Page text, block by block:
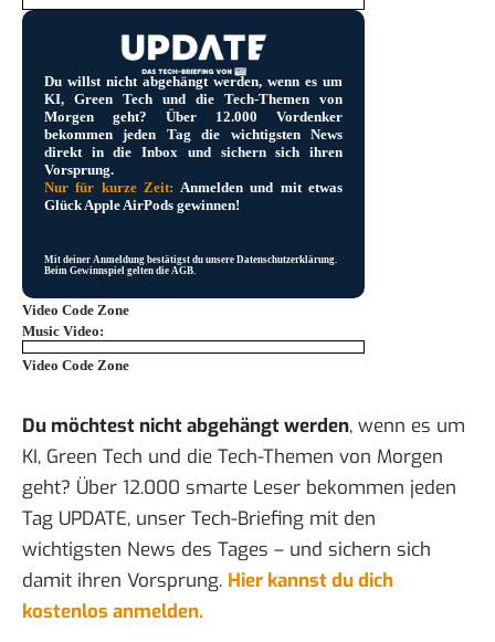
Du willst nicht abgehängt werden, wenn es um
KI, Green Tech und die Tech-Themen von
Morgen geht? Über 12.000 Vordenker
bekommen jeden Tag die wichtigsten News
direkt in die Inbox und sichern sich ihren
Vorsprung.
Nur für kurze Zeit: Anmelden und mit etwas
Glück Apple AirPods gewinnen!
Mit deiner Anmeldung bestätigst du unsere Datenschutzerklärung
Beim Gewinnspiel gelten die AGB
Video Code Zone
Music Video:
Video Code Zone
Du möchtest nicht abgehängt werden, wenn es um
KI, Green Tech und die Tech-Themen von Morgen
geht? Über 12.000 smarte Leser bekommen jeden
Tag UPDATE, unser Tech-Briefing mit den
wichtigsten News des Tages – und sichern sich
damit ihren Vorsprung. Hier kannst du dich
kostenlos anmelden.